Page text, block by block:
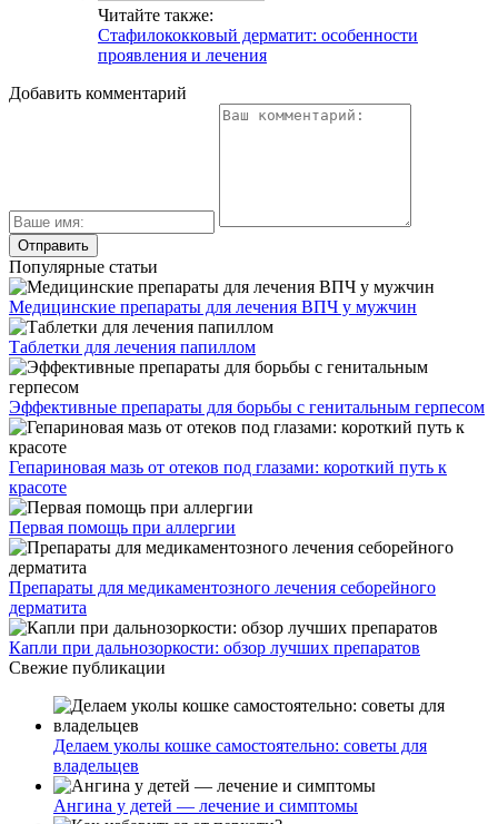
Читайте также:
Стафилококковый дерматит: особенности
проявления и лечения
Добавить комментарий
Популярные статьи
Медицинские препараты для лечения ВПЧ у мужчин
Таблетки для лечения папиллом
Эффективные препараты для борьбы с генитальным герпесом
Гепариновая мазь от отеков под глазами: короткий путь к
красоте
Первая помощь при аллергии
Препараты для медикаментозного лечения себорейного
дерматита
Капли при дальнозоркости: обзор лучших препаратов
Свежие публикации
Делаем уколы кошке самостоятельно: советы для
владельцев
Ангина у детей — лечение и симптомы